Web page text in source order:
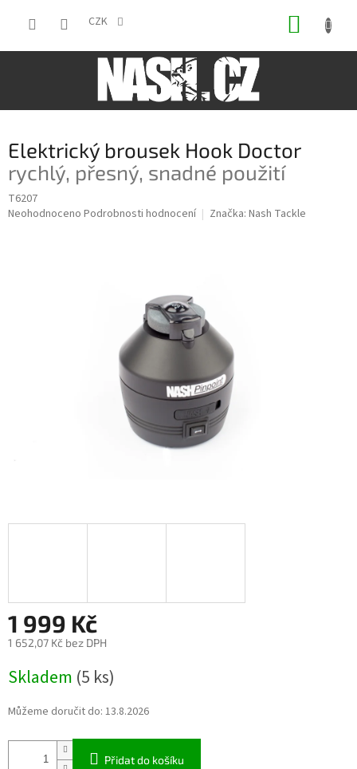
CZK
Elektrický brousek Hook Doctor
rychlý, přesný, snadné použití
T6207
Průměrné
Neohodnoceno Podrobnosti hodnocení Značka: Nash Tackle
1 999 Kč
1 652,07 Kč bez DPH
cena:
Skladem (5 ks)
Můžeme doručit do: 13.8.2026
Přidat do košíku